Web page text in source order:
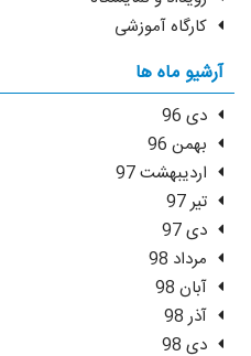
کارگاه آموزشی
آرشیو ماه ها
دی 96
بهمن 96
اردیبهشت 97
تیر 97
دی 97
مرداد 98
آبان 98
آذر 98
دی 98